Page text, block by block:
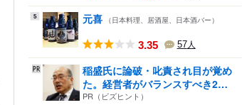
5 元喜 （日本料理、居酒屋、日本酒バー）
3.35 57人
稲盛氏に論破・叱責され目が覚め
た。経営者がバランスすべき2
つ...
PR（ビズヒント）